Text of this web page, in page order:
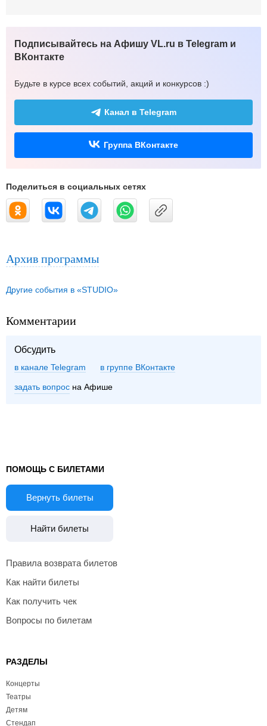
Подписывайтесь на Афишу VL.ru в Telegram и
ВКонтакте
Будьте в курсе всех событий, акций и конкурсов :)
Канал в Telegram
Группа ВКонтакте
Поделиться в социальных сетях
Архив программы
Другие события в «STUDIO»
Комментарии
Обсудить
в канале Telegram группе ВКонтакте
задать вопрос на Афише
ПОМОЩЬ С БИЛЕТАМИ
Вернуть билеты
Найти билеты
Правила возврата билетов
Как найти билеты
Как получить чек
Вопросы по билетам
РАЗДЕЛЫ
Концерты
Театры
Детям
Стендап